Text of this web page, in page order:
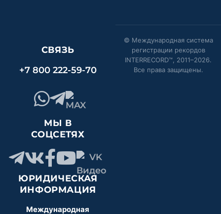
СВЯЗЬ
+7 800 222-59-70
МЫ В
СОЦСЕТЯХ
ЮРИДИЧЕСКАЯ
ИНФОРМАЦИЯ
Международная
© Международная система
регистрации рекордов
INTERRECORD™, 2011–2026.
Все права защищены.